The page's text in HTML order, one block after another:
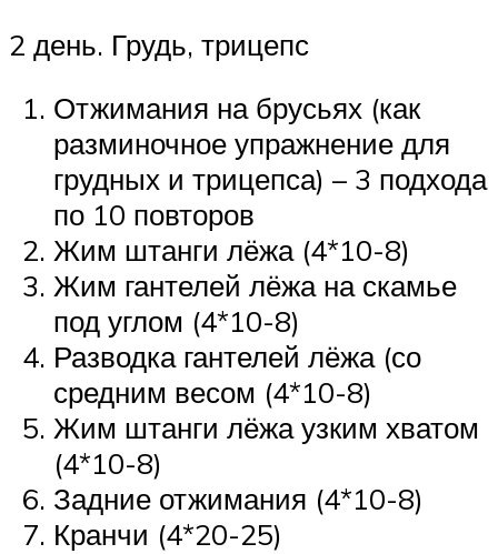
2 день. Грудь, трицепс
Отжимания на брусьях (как
разминочное упражнение для
грудных и трицепса) – 3 подхода
по 10 повторов
Жим штанги лёжа (4*10-8)
Жим гантелей лёжа на скамье
под углом (4*10-8)
Разводка гантелей лёжа (со
средним весом (4*10-8)
Жим штанги лёжа узким хватом
(4*10-8)
Задние отжимания (4*10-8)
Кранчи (4*20-25)